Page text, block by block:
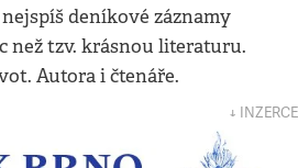
deníkové záznamy
než tzv. krásnou literaturu.
Autora i čtenáře.
↓ INZERCE